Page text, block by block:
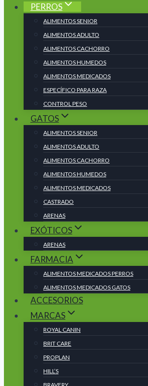
PERROS
ALIMENTOS SENIOR
ALIMENTOS ADULTO
ALIMENTOS CACHORRO
ALIMENTOS HUMEDOS
ALIMENTOS MEDICADOS
ESPECÍFICO PARA RAZA
CONTROL PESO
GATOS
ALIMENTOS SENIOR
ALIMENTOS ADULTO
ALIMENTOS CACHORRO
ALIMENTOS HUMEDOS
ALIMENTOS MEDICADOS
CASTRADO
ARENAS
EXÓTICOS
ARENAS
FARMACIA
ALIMENTOS MEDICADOS PERROS
ALIMENTOS MEDICADOS GATOS
ACCESORIOS
MARCAS
ROYAL CANIN
BRIT CARE
PROPLAN
HILL’S